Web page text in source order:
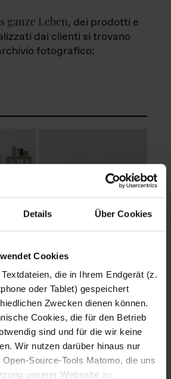
Details Über Cookies
Cookies
die in Ihrem Endgerät (z.
oder Tablet) gespeichert
Zwecken dienen können.
Cookies, die für den Betrieb
sind und für die wir keine
Wir nutzen darüber hinaus nur
Source-Tools Matomo, die uns
unserer Webseite zu
ganze Leben, dei prodotti e
dai clienti si trovano
fotografico:
Fotografo: Lorenz
Sternbach
Download